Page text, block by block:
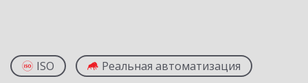
ISO Реальная автоматизация